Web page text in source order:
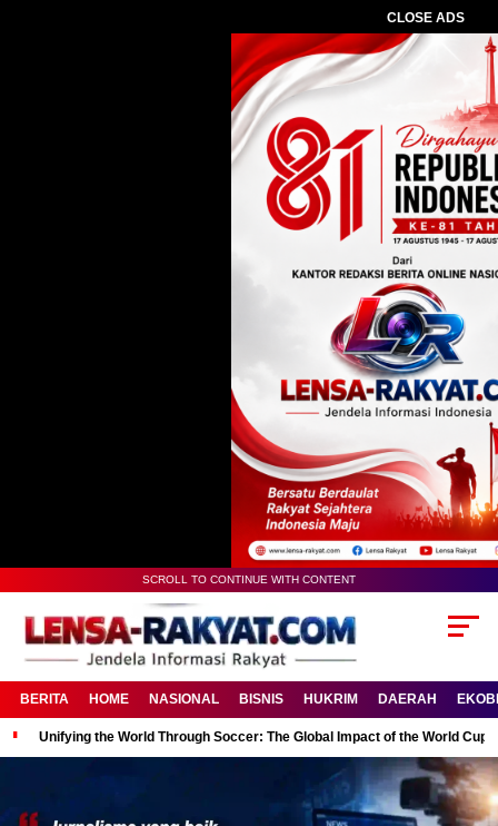
CLOSE ADS
SCROLL TO CONTINUE WITH CONTENT
BERITA HOME NASIONAL BISNIS HUKRIM DAERAH
Unifying the World Through Soccer: The Global Impact of the World Cup